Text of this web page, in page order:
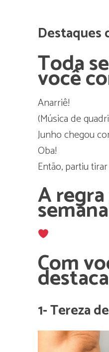
Destaques
Toda
você
Anarriê!
(Música de
Junho chegou
Oba!
Então, partiu
A
Com
1- Tereza